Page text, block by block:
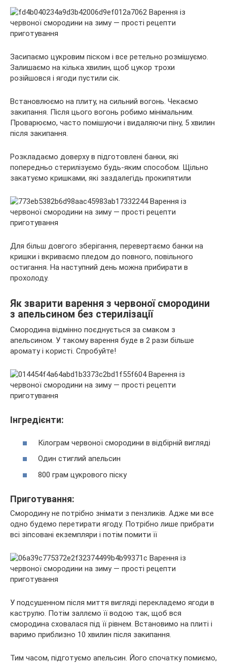
Засипаємо цукровим піском і все ретельно розмішуємо.
Залишаємо на кілька хвилин, щоб цукор трохи
розійшовся і ягоди пустили сік.
Встановлюємо на плиту, на сильний вогонь. Чекаємо
закипання. Після цього вогонь робимо мінімальним.
Проварюємо, часто помішуючи і видаляючи піну, 5 хвилин
після закипання.
Розкладаємо доверху в підготовлені банки, які
попередньо стерилізуємо будь-яким способом. Щільно
закатуємо кришками, які заздалегідь прокипятили
Для більш довгого зберігання, перевертаємо банки на
кришки і вкриваємо пледом до повного, повільного
остигання. На наступний день можна прибирати в
прохолоду.
Як зварити варення з червоної смородини
з апельсином без стерилізації
Смородина відмінно поєднується за смаком з
апельсином. У такому варення буде в 2 рази більше
аромату і користі. Спробуйте!
Інгредієнти:
Кілограм червоної смородини в відбірній вигляді
Один стиглий апельсин
800 грам цукрового піску
Приготування:
Смородину не потрібно знімати з пензликів. Адже ми все
одно будемо перетирати ягоду. Потрібно лише прибрати
всі зіпсовані екземпляри і потім помити її
У подсушенном після миття вигляді перекладемо ягоди в
каструлю. Потім заллємо її водою так, щоб вся
смородина сховалася під її рівнем. Встановимо на плиті і
варимо приблизно 10 хвилин після закипання.
Тим часом, підготуємо апельсин. Його спочатку помиємо,